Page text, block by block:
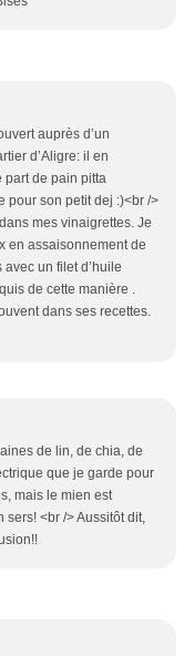
auprès d’un
d’Aligre: il en
part de pain pitta
pour son petit dej :)<br />
mes vinaigrettes. Je
en assaisonnement de
un filet d’huile
de cette manière .
dans ses recettes.
de lin, de chia, de
que je garde pour
mais le mien est
<br /> Aussitôt dit,